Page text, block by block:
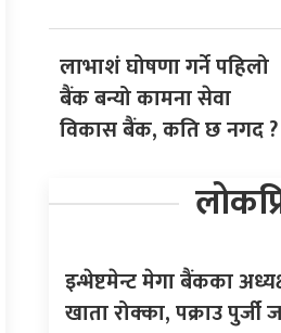
लाभाशं घोषणा गर्ने पहिलो
बैंक बन्यो कामना सेवा
विकास बैंक, कति छ नगद ?
इन्भेष्टमेन्ट मेगा बैंकका
खाता रोक्का, पक्राउ पुर्जी